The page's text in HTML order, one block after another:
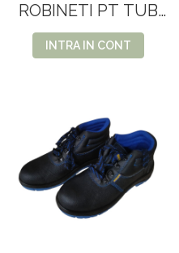
ROBINETI PT TUB
PICURARE
INTRA IN CONT